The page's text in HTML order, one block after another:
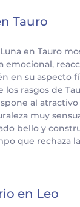
Tauro
en Tauro
emocional,
en su aspecto
rasgos de
al atractivo
muy
bello y
que rechaza
en Leo